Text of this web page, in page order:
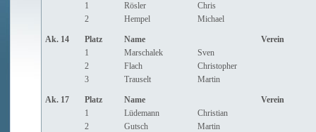
1
Rösler
Chris
2
Hempel Michael
Ak. 14 Platz Name
Verein
1
Marschalek
Sven
2
Flach
Christopher
3
Trauselt Martin
Ak. 17 Platz Name
Verein
1
Lüdemann
Christian
2
Gutsch Martin